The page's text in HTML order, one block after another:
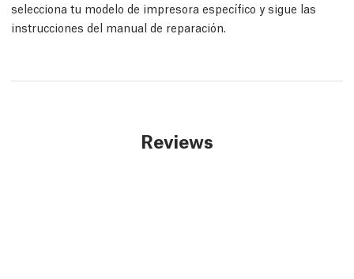
selecciona tu modelo de impresora específico y sigue las
instrucciones del manual de reparación.
Reviews